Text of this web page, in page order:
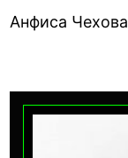
Анфиса Чехова